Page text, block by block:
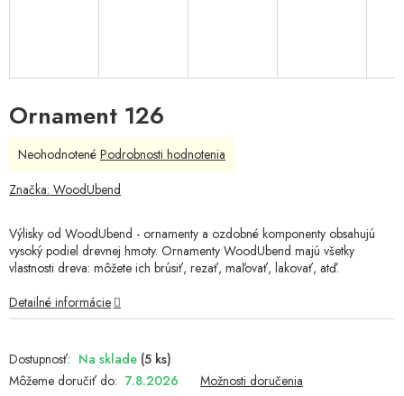
Ornament 126
Na sklade (5 ks)
Môžeme doručiť do: 7.8.2026 Možnosti doručenia
Výlisky od WoodUbend - ornamenty a ozdobné komponenty obsahujú
vysoký podiel drevnej hmoty. Ornamenty WoodUbend majú všetky
vlastnosti dreva: môžete ich brúsiť, rezať, maľovať, lakovať, atď.
Detailné informácie
Priemerné
produktu
z
5
hviezdičiek.
Neohodnotené Podrobnosti hodnotenia
Značka: WoodUbend